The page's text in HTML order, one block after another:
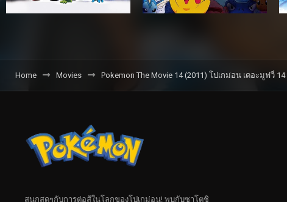
Home Movies Pokemon The Movie 14 (2011) โปเกม่อน เดอะมูฟวี่
สนุกสุดๆกับการต่อสู้ในโลกของโปเกม่อน! พบกับซาโตชิ